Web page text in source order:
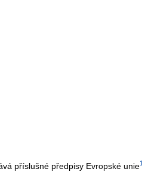
příslušné předpisy Evropské unie1